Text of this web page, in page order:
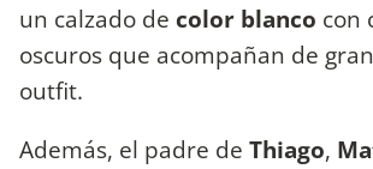
un calzado de color blanco con
oscuros que acompañan de
outfit.
Además, el padre de Thiago,